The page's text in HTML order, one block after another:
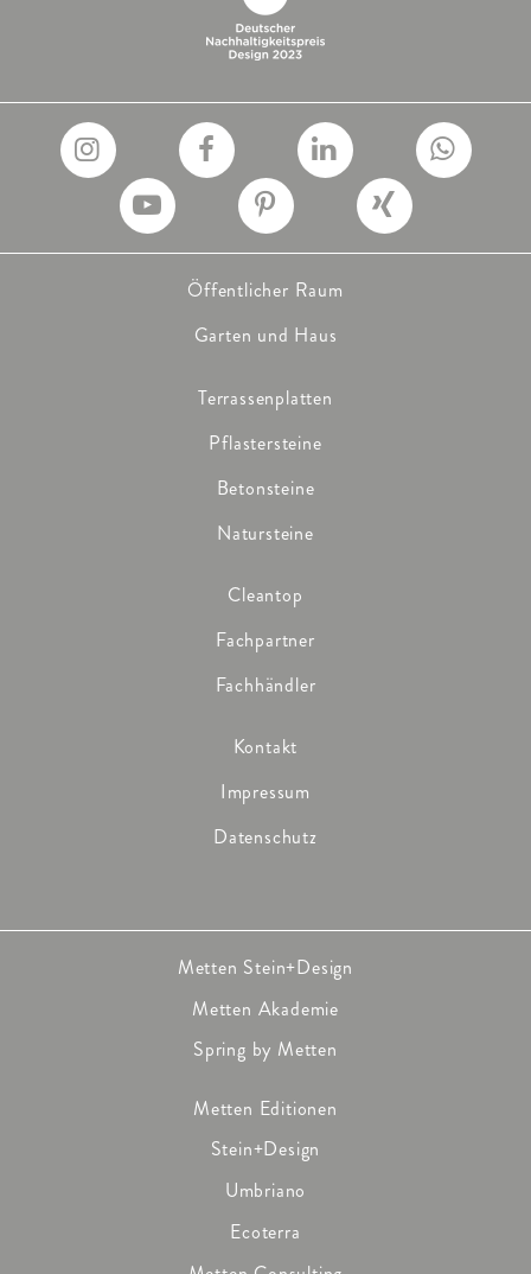
Öffentlicher Raum
Garten und Haus
Terrassenplatten
Pflastersteine
Betonsteine
Natursteine
Cleantop
Fachpartner
Fachhändler
Kontakt
Impressum
Datenschutz
Metten Stein+Design
Metten Akademie
Spring by Metten
Metten Editionen
Stein+Design
Umbriano
Ecoterra